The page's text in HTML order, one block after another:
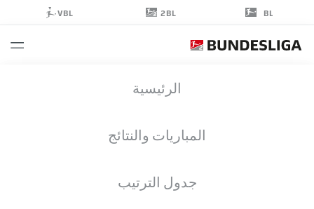
BL
2BL
VBL
الرئيسية
المباريات والنتائج
جدول الترتيب